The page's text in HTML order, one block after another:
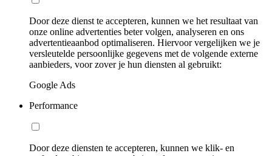
Door deze dienst te accepteren, kunnen we het resultaat van
onze online advertenties beter volgen, analyseren en ons
advertentieaanbod optimaliseren. Hiervoor vergelijken we je
versleutelde persoonlijke gegevens met de volgende externe
aanbieders, voor zover je hun diensten al gebruikt:
Google Ads
Performance
Door deze diensten te accepteren, kunnen we klik- en